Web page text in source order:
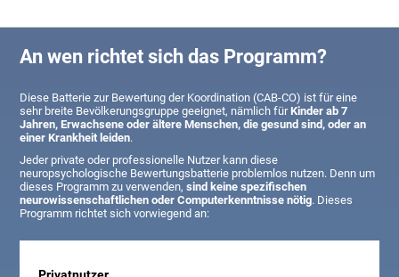
An wen richtet sich das Programm?
Diese Batterie zur Bewertung der Koordination (CAB-CO) ist für eine
sehr breite Bevölkerungsgruppe geeignet, nämlich fürKinder ab 7
Jahren, Erwachsene oder ältere Menschen, die gesund sind, oder an
einer Krankheit leiden.
Jeder private oder professionelle Nutzer kann diese
neuropsychologische Bewertungsbatterie problemlos nutzen. Denn um
dieses Programm zu verwenden,sind keine spezifischen
neurowissenschaftlichen oder Computerkenntnisse nötig. Dieses
Programm richtet sich vorwiegend an: